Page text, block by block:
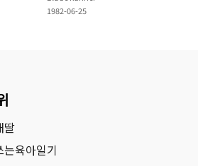
1982-06-25
딸
육아일기